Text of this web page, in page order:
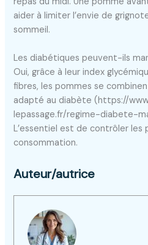
aider à limiter l’envie de
sommeil.
Les diabétiques peuvent-ils
Oui, grâce à leur index
fibres, les pommes se
adapté au diabète (https://
lepassage.fr/regime-diabete-
L’essentiel est de contrôler
consommation.
Auteur/autrice